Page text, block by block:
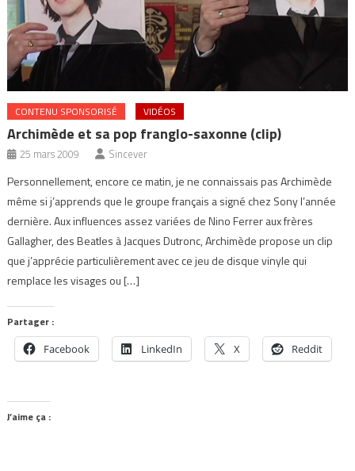
CONTENU SPONSORISÉ VIDÉOS
Archimède et sa pop franglo-saxonne (clip)
25 mars 2009 Sincever
Personnellement, encore ce matin, je ne connaissais pas Archimède
même si j’apprends que le groupe français a signé chez Sony l’année
dernière. Aux influences assez variées de Nino Ferrer aux frères
Gallagher, des Beatles à Jacques Dutronc, Archimède propose un clip
que j’apprécie particulièrement avec ce jeu de disque vinyle qui
remplace les visages ou […]
Partager :
Facebook LinkedIn X Reddit
J’aime ça :